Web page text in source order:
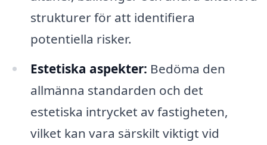
strukturer för att identifiera
potentiella risker.
Estetiska aspekter: Bedöma den
allmänna standarden och det
estetiska intrycket av fastigheten,
vilket kan vara särskilt viktigt vid